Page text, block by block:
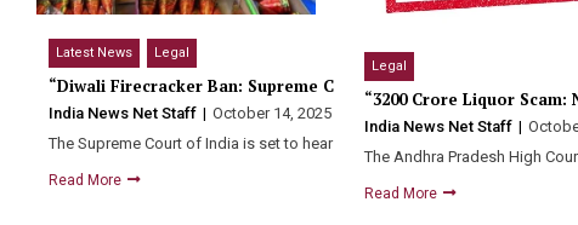
Latest News Legal
“Diwali Firecracker Ban: Supreme Court Decides”
India News Net Staff October 14, 2025
The Supreme Court of India is set to hear the…
Read More
Legal
“₹3200 Crore Liquor Scam:
India News Net Staff
The Andhra Pradesh High
Read More